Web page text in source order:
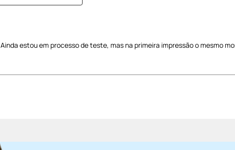
Ainda estou em processo de teste, mas na primeira impressão o mesmo